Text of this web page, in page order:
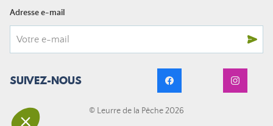
Adresse e-mail
SUIVEZ-NOUS
© Leurre de la Pêche 2026